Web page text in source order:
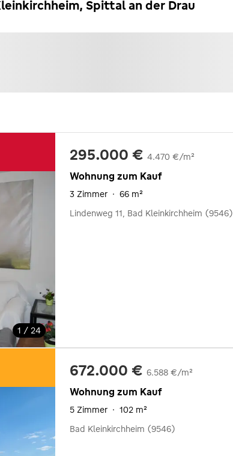
Spittal an der Drau
1 / 24
295.000 € 4.470 €/m²
Wohnung zum Kauf
3 Zimmer · 66 m²
Lindenweg 11, Bad Kleinkirchheim (9546)
672.000 € 6.588 €/m²
Wohnung zum Kauf
5 Zimmer · 102 m²
Bad Kleinkirchheim (9546)